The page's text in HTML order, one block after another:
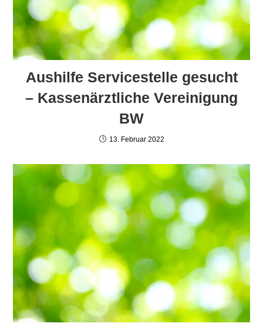
Aushilfe Servicestelle gesucht
– Kassenärztliche Vereinigung
BW
13. Februar 2022